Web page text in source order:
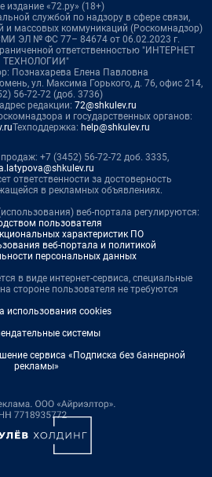
издание «72.ру» (18+)
службой по надзору в сфере связи,
и массовых коммуникаций (Роскомнадзор)
ЭЛ № ФС 77– 84674 от 06.02.2023 г.
ответственностью "ИНТЕРНЕТ
ТЕХНОЛОГИИ"
Познахарева Елена Павловна
ул. Максима Горького, д. 76, офис 214,
56-72-72 (доб. 3736)
редакции: 72@shkulev.ru
и государственных органов:
Техподдержка: help@shkulev.ru
+7 (3452) 56-72-72 доб. 3335,
ответственности за достоверность
в рекламных объявлениях.
веб-портала регулируются:
пользователя
характеристик ПО
веб-портала и политикой
персональных данных
в виде интернет-сервиса, специальные
стороне пользователя не требуются
использования cookies
системы
сервиса «Подписка без баннерной
рекламы»